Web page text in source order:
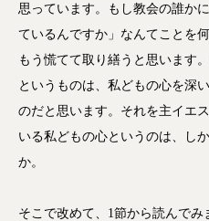
思っています。もし教会の誰か
ているんですか」なんてことを
もう慌てて取り繕うと思います
というものは、私どもの心を深
のだと思います。それを主イエ
いる私どもの心というのは、し
か。
そこで改めて、1節から読んで